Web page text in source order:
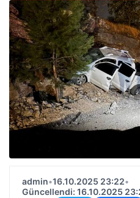
admin•16.10.2025 23:22•
Güncellendi: 16.10.2025